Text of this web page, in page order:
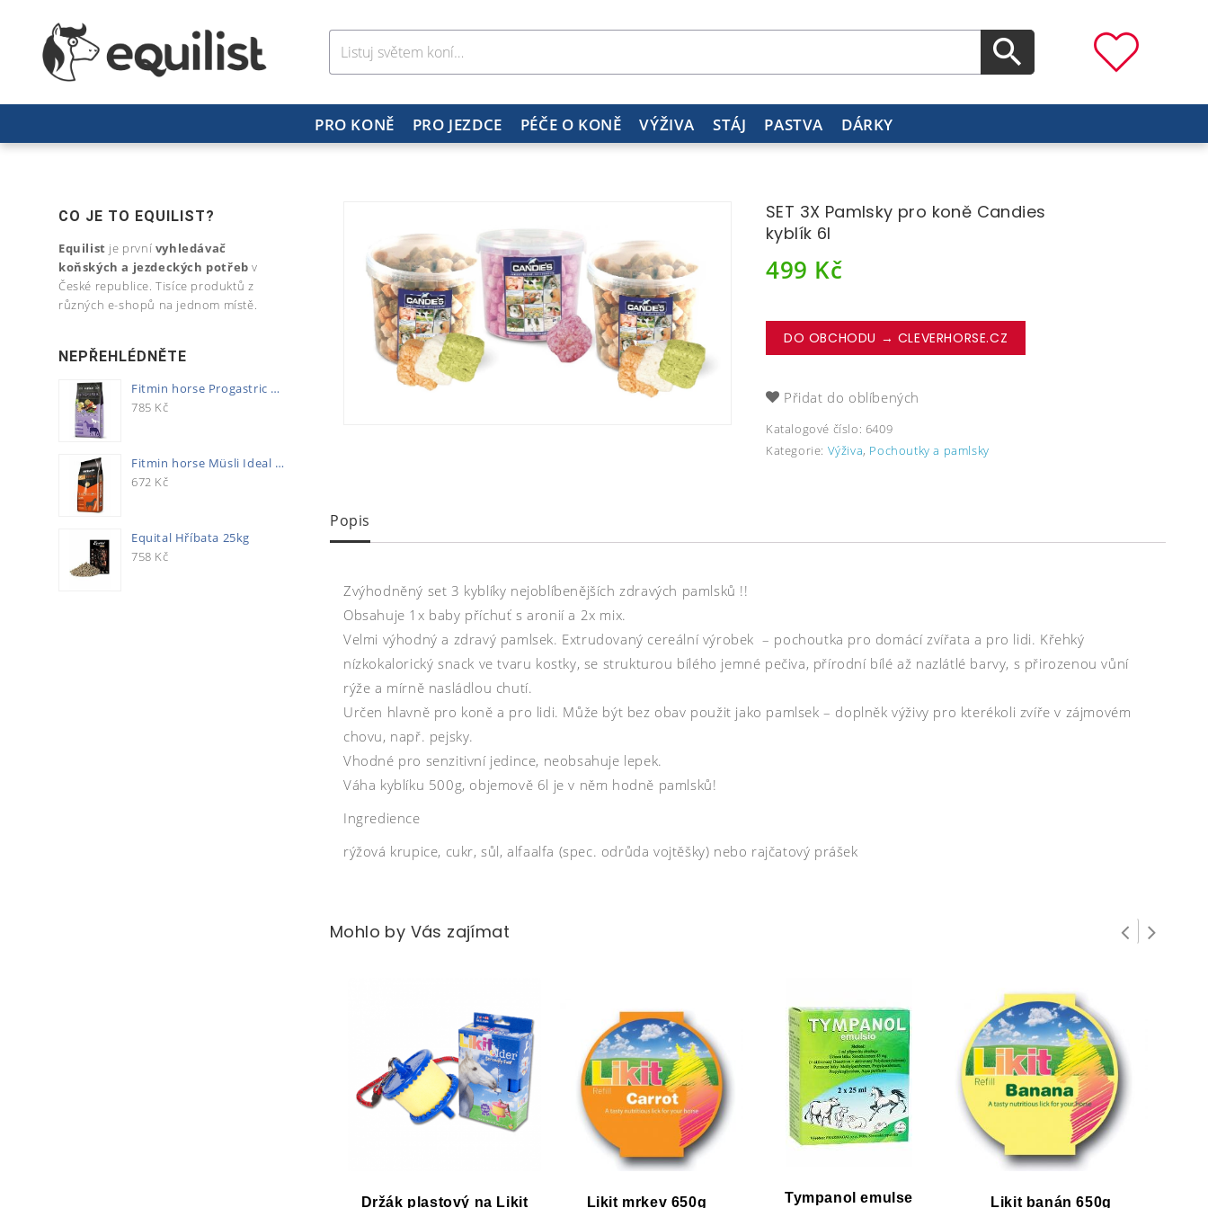
PRO KONĚ PRO JEZDCE PÉČE O KONĚ VÝŽIVA STÁJ PASTVA DÁRKY
SET 3X Pamlsky pro koně Candies
kyblík 6l
499 Kč
DO OBCHODU → CLEVERHORSE.CZ
Přidat do oblíbených
Katalogové číslo: 6409
Kategorie: Výživa, Pochoutky a pamlsky
Popis
Zvýhodněný set 3 kyblíky nejoblíbenějších zdravých pamlsků !!
Obsahuje 1x baby příchuť s aronií a 2x mix.
Velmi výhodný a zdravý pamlsek. Extrudovaný cereální výrobek – pochoutka pro domácí zvířata a pro lidi. Křehký
nízkokalorický snack ve tvaru kostky, se strukturou bílého jemné pečiva, přírodní bílé až nazlátlé barvy, s přirozenou vůní
rýže a mírně nasládlou chutí.
Určen hlavně pro koně a pro lidi. Může být bez obav použit jako pamlsek – doplněk výživy pro kterékoli zvíře v zájmovém
chovu, např. pejsky.
Vhodné pro senzitivní jedince, neobsahuje lepek.
Váha kyblíku 500g, objemově 6l je v něm hodně pamlsků!
Ingredience
rýžová krupice, cukr, sůl, alfaalfa (spec. odrůda vojtěšky) nebo rajčatový prášek
Mohlo by Vás zajímat
Držák plastový na Likit Likit mrkev 650g
Tympanol emulse
Likit banán 650g
CO JE TO EQUILIST?
Equilist je první vyhledávač
koňských a jezdeckých potřeb v
České republice. Tisíce produktů z
různých e-shopů na jednom místě.
NEPŘEHLÉDNĚTE
Fitmin horse Progastric 20kg
785 Kč
Fitmin horse Müsli Ideal 20kg
672 Kč
Equital Hříbata 25kg
758 Kč